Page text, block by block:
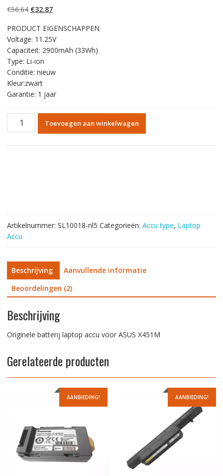
klantbeoordelinge
€56.64 Oorspronkelijke
was:
€56.64.
€32.87Huidige
is:
€32.87.
PRODUCT EIGENSCHAPPEN
Voltage: 11.25V
Capaciteit: 2900mAh (33Wh)
Type: Li-ion
Conditie: nieuw
Kleur:zwart
Garantie: 1 jaar
Originele
batterij
Toevoegen aan winkelwagen
Artikelnummer: SL10018-nl5 Categorieën: Accu type, Laptop
Accu
Beschrijving
Aanvullende informatie
Beoordelingen (2)
Beschrijving
Originele batterij laptop accu voor ASUS X451M
Gerelateerde producten
AANBIEDING! AANBIEDING!